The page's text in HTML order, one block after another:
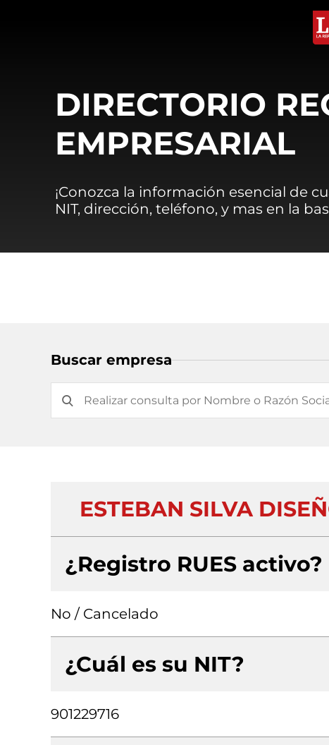
DIRECTORIO
EMPRESARIAL
¡Conozca la información esencial de
NIT, dirección, teléfono, y mas en la
Buscar empresa
ESTEBAN SILVA
¿Registro RUES activo?
No / Cancelado
¿Cuál es su NIT?
901229716